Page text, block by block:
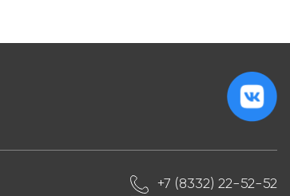
+7 (8332) 22-52-52